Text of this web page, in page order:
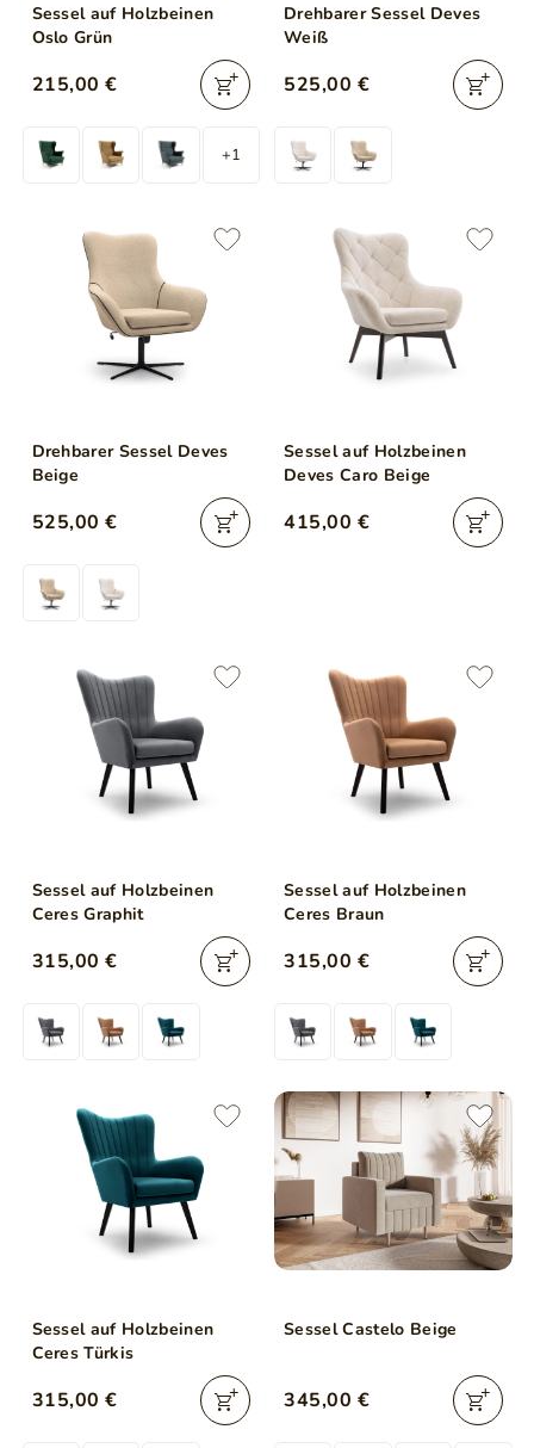
Sessel auf Holzbeinen
Oslo Grün
215,00 €
+1
Drehbarer Sessel Deves
Weiß
525,00 €
Drehbarer Sessel Deves
Beige
525,00 €
Sessel auf Holzbeinen
Deves Caro Beige
415,00 €
Sessel auf Holzbeinen
Ceres Graphit
315,00 €
Sessel auf Holzbeinen
Ceres Braun
315,00 €
Sessel auf Holzbeinen
Ceres Türkis
315,00 €
Sessel Castelo Beige
345,00 €